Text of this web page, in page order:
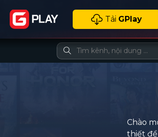
Tải GPlay
Chào
thiết